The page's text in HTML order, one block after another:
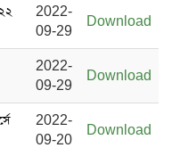
2022-
09-29
Download
2022-
09-29
Download
2022-
09-20
Download